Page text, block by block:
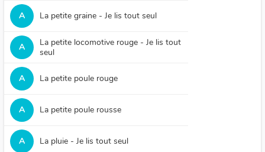
A La petite graine - Je lis tout seul
A
La petite locomotive rouge - Je lis tout
seul
A La petite poule rouge
A La petite poule rousse
A La pluie - Je lis tout seul